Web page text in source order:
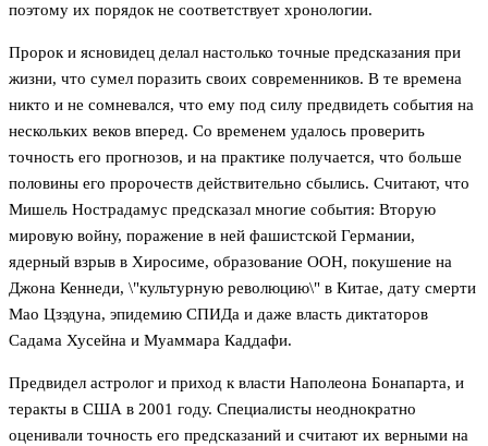
поэтому их порядок не соответствует хронологии.
Пророк и ясновидец делал настолько точные предсказания при
жизни, что сумел поразить своих современников. В те времена
никто и не сомневался, что ему под силу предвидеть события на
нескольких веков вперед. Со временем удалось проверить
точность его прогнозов, и на практике получается, что больше
половины его пророчеств действительно сбылись. Считают, что
Мишель Нострадамус предсказал многие события: Вторую
мировую войну, поражение в ней фашистской Германии,
ядерный взрыв в Хиросиме, образование ООН, покушение на
Джона Кеннеди, \"культурную революцию\" в Китае, дату смерти
Мао Цзэдуна, эпидемию СПИДа и даже власть диктаторов
Садама Хусейна и Муаммара Каддафи.
Предвидел астролог и приход к власти Наполеона Бонапарта, и
теракты в США в 2001 году. Специалисты неоднократно
оценивали точность его предсказаний и считают их верными на